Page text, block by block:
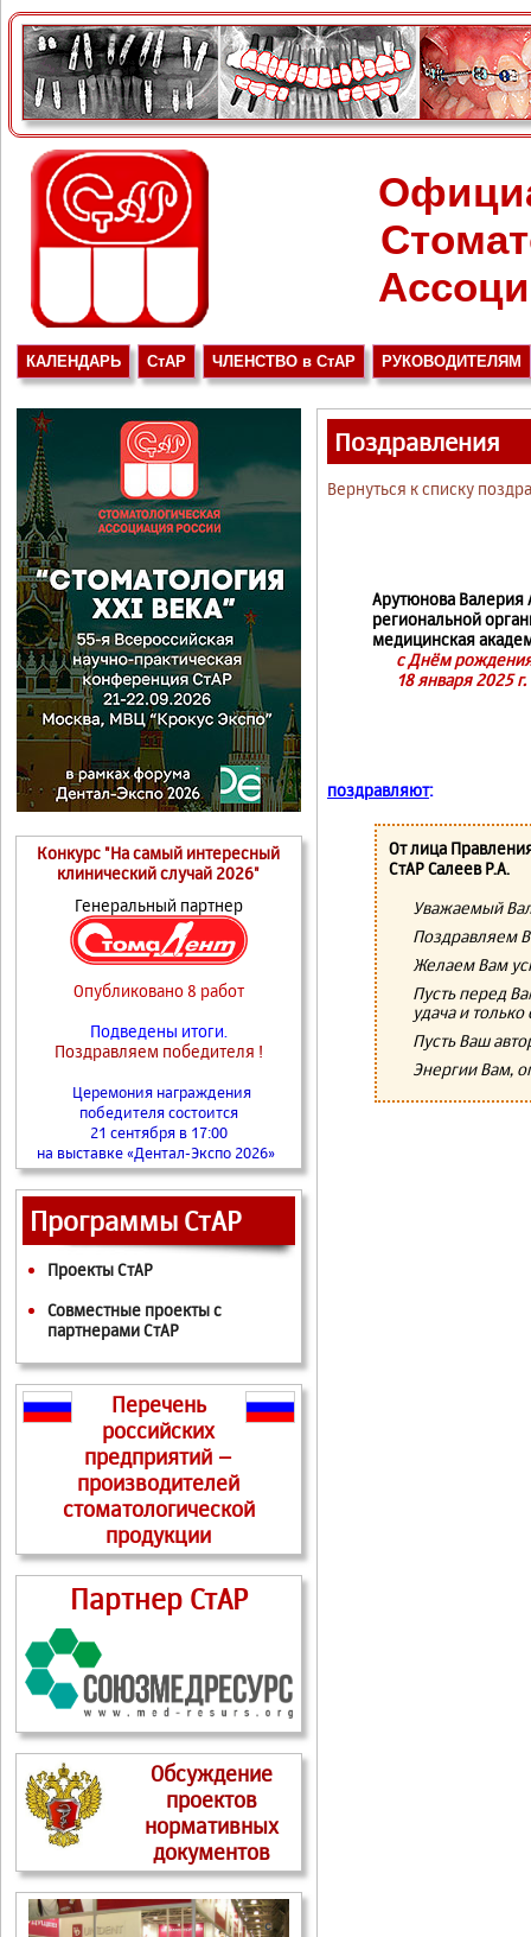
КАЛЕНДАРЬ СтАР ЧЛЕНСТВО в СтАР РУКОВОДИТЕЛЯМ
Конкурс "На самый интересный
клинический случай 2026"
Генеральный партнер
Опубликовано 8 работ
Подведены итоги.
Поздравляем победителя !
Церемония награждения
победителя состоится
21 сентября в 17:00
на выставке «Дентал-Экспо 2026»
Программы СтАР
Проекты СтАР
Совместные проекты с
партнерами СтАР
Перечень
российских
предприятий –
производителей
стоматологической
продукции
Партнер СтАР
Обсуждение
проектов
нормативных
документов
Поздравления
Вернуться к списку
Арутюнова Валерия
региональной
медицинская
с Днём
18 января 2025 г.
поздравляют:
От лица
СтАР Салеев Р.А.
Уважаемый
Поздравляем
Желаем Вам
Пусть перед
удача и
Пусть Ваш
Энергии Вам,